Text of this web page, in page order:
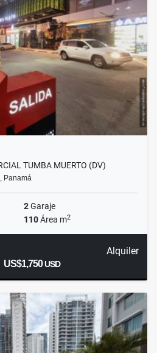
TUMBA MUERTO (DV)
Panamá
2Garaje
110Área m2
Alquiler
US$1,750USD